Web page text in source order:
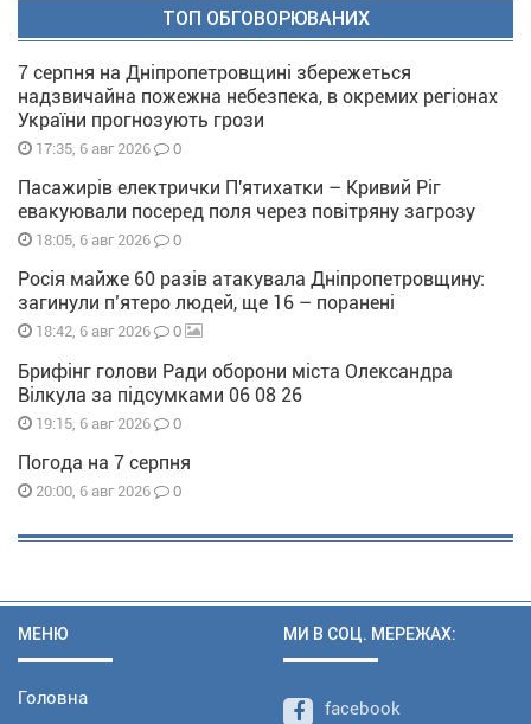
ТОП ОБГОВОРЮВАНИХ
7 серпня на Дніпропетровщині збережеться
надзвичайна пожежна небезпека, в окремих регіонах
України прогнозують грози
17:35, 6 авг 2026 0
Пасажирів електрички П'ятихатки – Кривий Ріг
евакуювали посеред поля через повітряну загрозу
18:05, 6 авг 2026 0
Росія майже 60 разів атакувала Дніпропетровщину:
загинули п’ятеро людей, ще 16 – поранені
18:42, 6 авг 2026 0
Брифінг голови Ради оборони міста Олександра
Вілкула за підсумками 06 08 26
19:15, 6 авг 2026 0
Погода на 7 серпня
20:00, 6 авг 2026 0
МЕНЮ
Головна
МИ В СОЦ. МЕРЕЖАХ:
facebook